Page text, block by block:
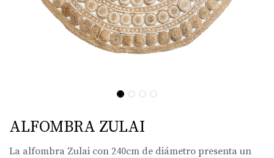
ALFOMBRA ZULAI
La alfombra Zulai con 240cm de diámetro presenta un